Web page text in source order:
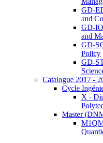
GD-
and
GD-
and
GD-
Policy
GD-
Catalogue 2017 -
Cycle
X -
Master